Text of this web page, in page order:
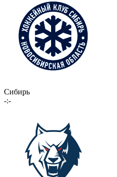
Сибирь
-:-